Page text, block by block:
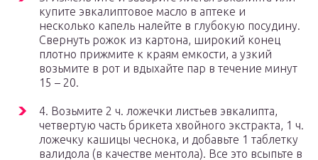
купите эвкалиптовое масло в аптеке и
несколько капель налейте в глубокую посудину.
Свернуть рожок из картона, широкий конец
плотно прижмите к краям емкости, а узкий
возьмите в рот и вдыхайте пар в течение минут
15 – 20.
4. Возьмите 2 ч. ложечки листьев эвкалипта,
четвертую часть брикета хвойного экстракта, 1 ч.
ложечку кашицы чеснока, и добавьте 1 таблетку
валидола (в качестве ментола). Все это всыпьте в